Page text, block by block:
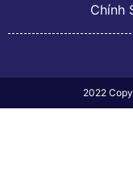
Chính
2022